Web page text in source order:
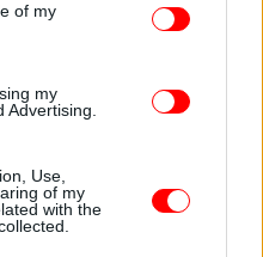
of my
my
Advertising.
Use,
of my
with the
η Σοφία Ζαχαράκη,
θέση η Δόμνα
για
κ. Μητσοτάκης και
ενώ η Δόμνα
Ελλάδας στις ΗΠΑ